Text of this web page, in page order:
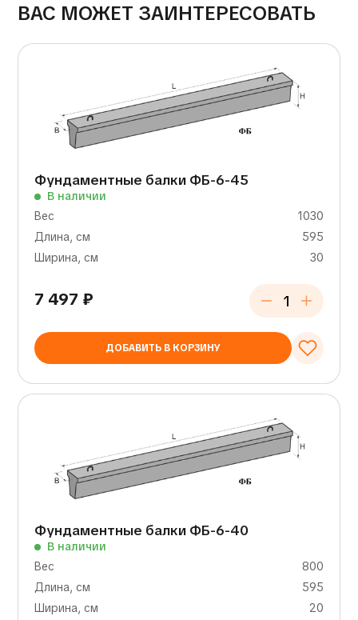
ВАС МОЖЕТ ЗАИНТЕРЕСОВАТЬ
Фундаментные балки ФБ-6-45
В наличии
Вес
1030
Длина, см
595
Ширина, см
30
7 497 ₽
ДОБАВИТЬ В КОРЗИНУ
Фундаментные балки ФБ-6-40
В наличии
Вес
800
Длина, см
595
Ширина, см
20